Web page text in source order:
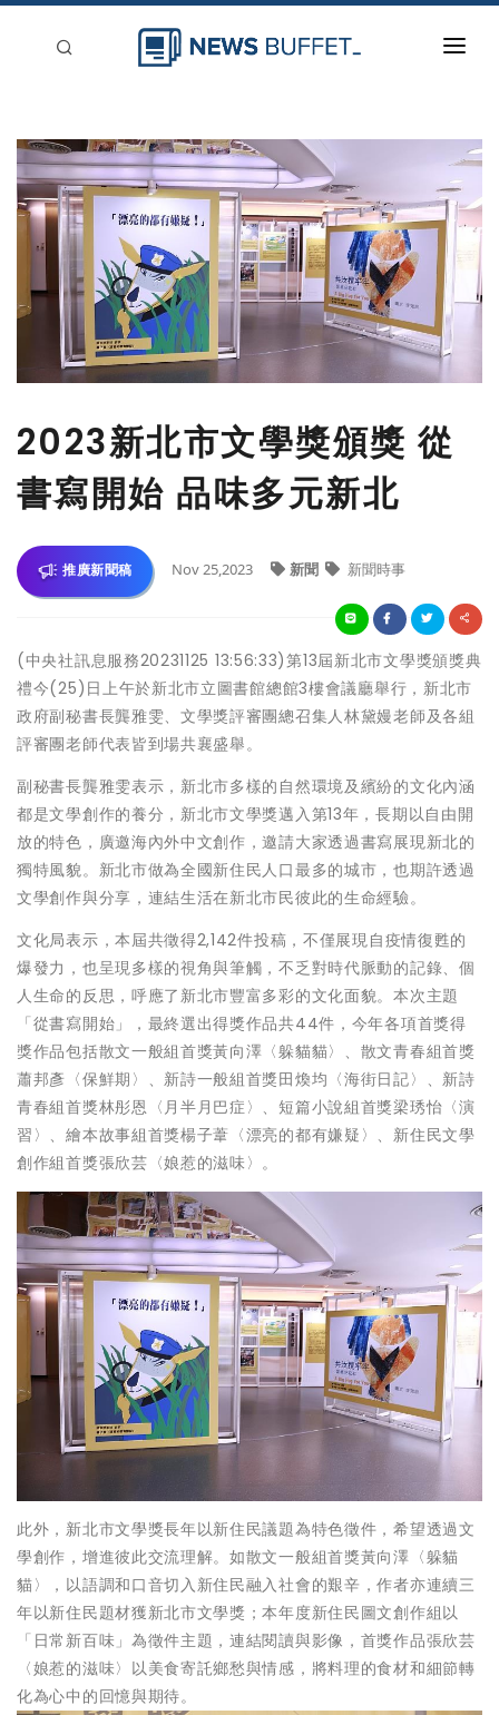
新聞稿分類
登入
刊登
2023新北市文學獎頒獎 從
書寫開始 品味多元新北
推廣新聞稿 Nov 25,2023 新聞 新聞時事
(中央社訊息服務20231125 13:56:33)第13屆新北市文學獎頒獎典
禮今(25)日上午於新北市立圖書館總館3樓會議廳舉行，新北市
政府副秘書長龔雅雯、文學獎評審團總召集人林黛嫚老師及各組
評審團老師代表皆到場共襄盛舉。
副秘書長龔雅雯表示，新北市多樣的自然環境及繽紛的文化內涵
都是文學創作的養分，新北市文學獎邁入第13年，長期以自由開
放的特色，廣邀海內外中文創作，邀請大家透過書寫展現新北的
獨特風貌。新北市做為全國新住民人口最多的城市，也期許透過
文學創作與分享，連結生活在新北市民彼此的生命經驗。
文化局表示，本屆共徵得2,142件投稿，不僅展現自疫情復甦的
爆發力，也呈現多樣的視角與筆觸，不乏對時代脈動的記錄、個
人生命的反思，呼應了新北市豐富多彩的文化面貌。本次主題
「從書寫開始」，最終選出得獎作品共44件，今年各項首獎得
獎作品包括散文一般組首獎黃向澤〈躲貓貓〉、散文青春組首獎
蕭邦彥〈保鮮期〉、新詩一般組首獎田煥均〈海街日記〉、新詩
青春組首獎林彤恩〈月半月巴症〉、短篇小說組首獎梁琇怡〈演
習〉、繪本故事組首獎楊子葦〈漂亮的都有嫌疑〉、新住民文學
創作組首獎張欣芸〈娘惹的滋味〉。
此外，新北市文學獎長年以新住民議題為特色徵件，希望透過文
學創作，增進彼此交流理解。如散文一般組首獎黃向澤〈躲貓
貓〉，以語調和口音切入新住民融入社會的艱辛，作者亦連續三
年以新住民題材獲新北市文學獎；本年度新住民圖文創作組以
「日常新百味」為徵件主題，連結閱讀與影像，首獎作品張欣芸
〈娘惹的滋味〉以美食寄託鄉愁與情感，將料理的食材和細節轉
化為心中的回憶與期待。